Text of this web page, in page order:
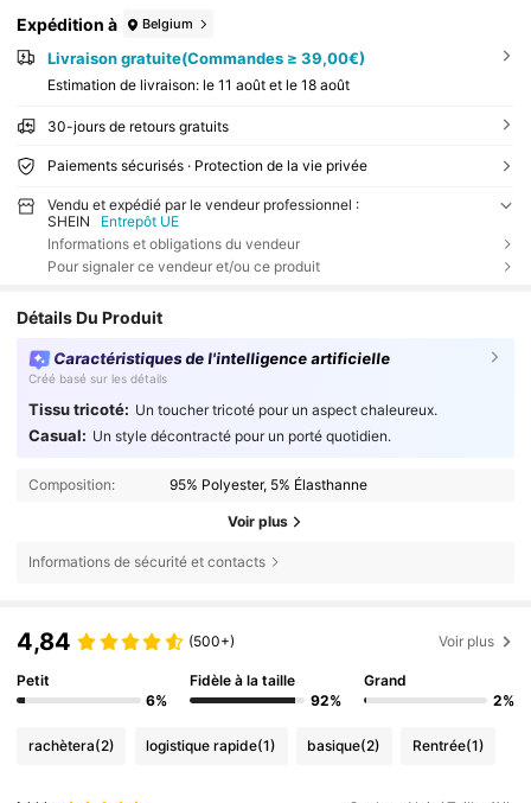
Expédition à Belgium
Livraison gratuite(Commandes ≥ 39,00€)
Estimation de livraison: le 11 août et le 18 août
30-jours de retours gratuits
Paiements sécurisés · Protection de la vie privée
Vendu et expédié par le vendeur professionnel :
SHEIN
Entrepôt UE
Informations et obligations du vendeur
Pour signaler ce vendeur et/ou ce produit
Détails Du Produit
Caractéristiques de l'intelligence artificielle
Créé basé sur les détails
Tissu tricoté: Un toucher tricoté pour un aspect chaleureux.
Casual: Un style décontracté pour un porté quotidien.
Composition: 95% Polyester, 5% Élasthanne
Voir plus
Informations de sécurité et contacts
4,84 (500+) Voir plus
Petit
6%
Fidèle à la taille
92%
Grand
2%
rachètera(2) logistique rapide(1) basique(2) Rentrée(1)